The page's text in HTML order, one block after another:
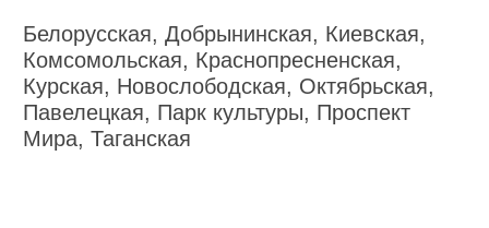
Белорусская, Добрынинская, Киевская,
Комсомольская, Краснопресненская,
Курская, Новослободская, Октябрьская,
Павелецкая, Парк культуры, Проспект
Мира, Таганская